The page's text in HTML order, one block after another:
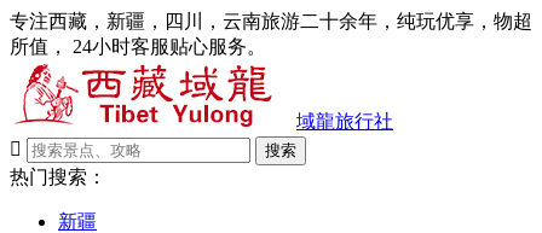
专注西藏，新疆，四川，云南旅游二十余年，纯玩优享，物超
所值， 24小时客服贴心服务。
域龍旅行社

搜索
热门搜索：
新疆